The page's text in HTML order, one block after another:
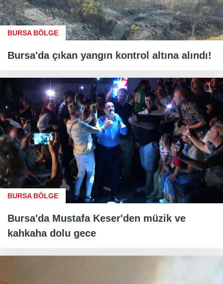
BURSA BÖLGE
Bursa'da çıkan yangın kontrol altına alındı!
BURSA BÖLGE
Bursa'da Mustafa Keser'den müzik ve
kahkaha dolu gece